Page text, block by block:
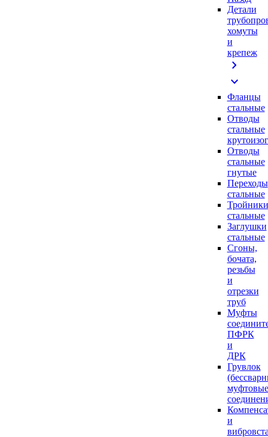
Детали
хомуты
и
крепеж
chevron_right
expand_more
Фланцы
стальные
Отводы
стальные
Отводы
стальные
гнутые
Переходы
стальные
Тройники
стальные
Заглушки
стальные
Сгоны,
бочата,
резьбы
и
отрезки
труб
Муфты
ПФРК
и
ДРК
Грувлок
муфтовые
и